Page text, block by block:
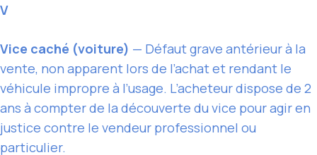
V
Vice caché (voiture) — Défaut grave antérieur à la
vente, non apparent lors de l’achat et rendant le
véhicule impropre à l’usage. L’acheteur dispose de 2
ans à compter de la découverte du vice pour agir en
justice contre le vendeur professionnel ou
particulier.